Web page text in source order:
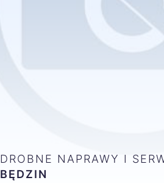
DROBNE NAPRAWY I
BĘDZIN